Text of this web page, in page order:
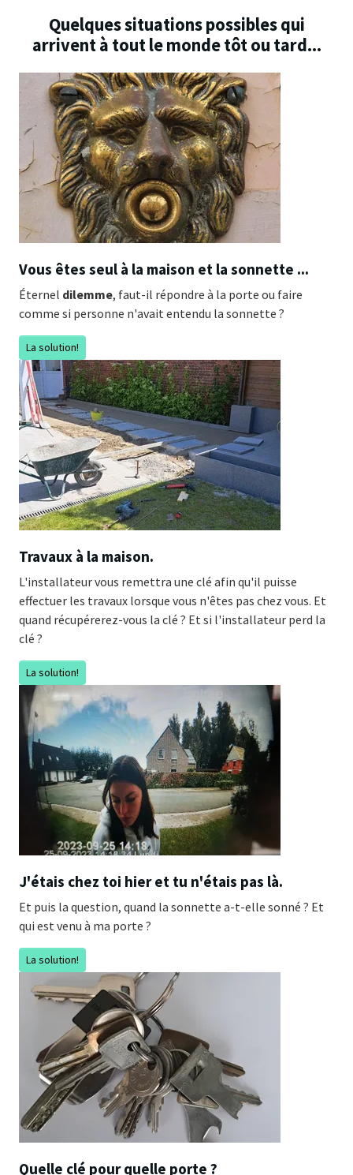
Quelques situations possibles qui
arrivent à tout le monde tôt ou tard...
Vous êtes seul à la maison et la sonnette ...
Éternel dilemme, faut-il répondre à la porte ou faire
comme si personne n'avait entendu la sonnette ?
La solution!
Travaux à la maison.
L'installateur vous remettra une clé afin qu'il puisse
effectuer les travaux lorsque vous n'êtes pas chez vous. Et
quand récupérerez-vous la clé ? Et si l'installateur perd la
clé ?
La solution!
J'étais chez toi hier et tu n'étais pas là.
Et puis la question, quand la sonnette a-t-elle sonné ? Et
qui est venu à ma porte ?
La solution!
Quelle clé pour quelle porte ?